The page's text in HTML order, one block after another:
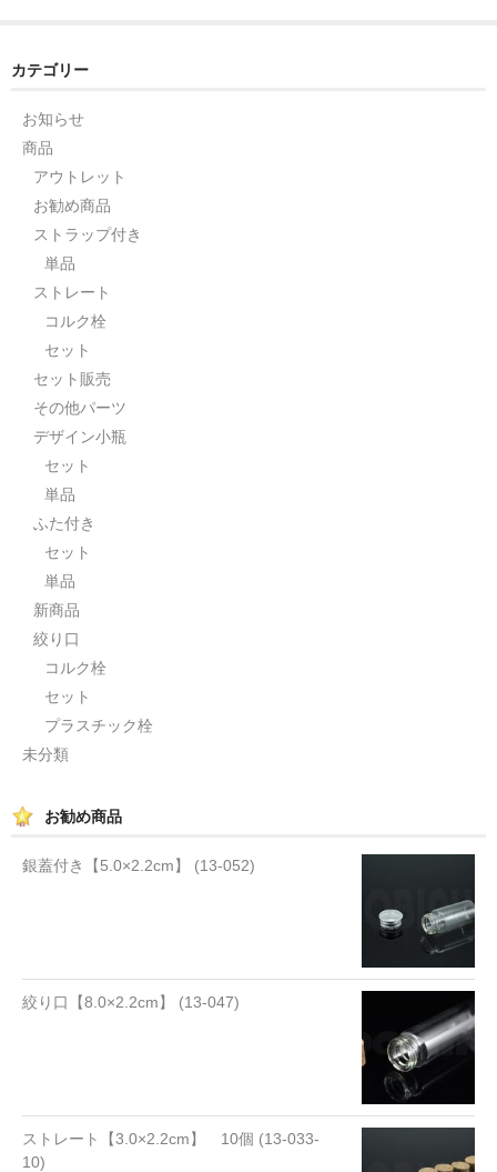
カテゴリー
お知らせ
商品
アウトレット
お勧め商品
ストラップ付き
単品
ストレート
コルク栓
セット
セット販売
その他パーツ
デザイン小瓶
セット
単品
ふた付き
セット
単品
新商品
絞り口
コルク栓
セット
プラスチック栓
未分類
お勧め商品
銀蓋付き【5.0×2.2cm】 (13-052)
絞り口【8.0×2.2cm】 (13-047)
ストレート【3.0×2.2cm】 10個 (13-033-
10)